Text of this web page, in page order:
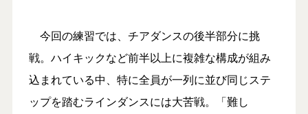
今回の練習では、チアダンスの後半部分に挑
戦。ハイキックなど前半以上に複雑な構成が組み
込まれている中、特に全員が一列に並び同じステ
ップを踏むラインダンスには大苦戦。「難し